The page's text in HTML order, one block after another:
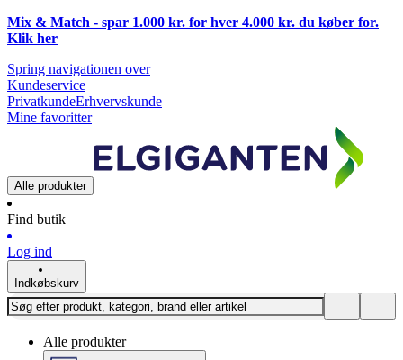
Mix & Match - spar 1.000 kr. for hver 4.000 kr. du køber for.
Klik her
Spring navigationen over
Kundeservice
PrivatkundeErhvervskunde
Mine favoritter
Alle produkter
Find butik
Log ind
Indkøbskurv
Alle produkter